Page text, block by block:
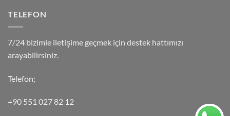
TELEFON
7/24 bizimle iletişime geçmek için destek hattımızı
arayabilirsiniz.
Telefon;
+90 551 027 82 12